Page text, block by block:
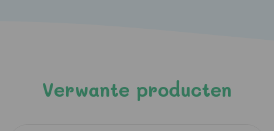
Verwante producten